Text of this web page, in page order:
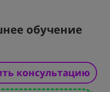
обучение
консультацию